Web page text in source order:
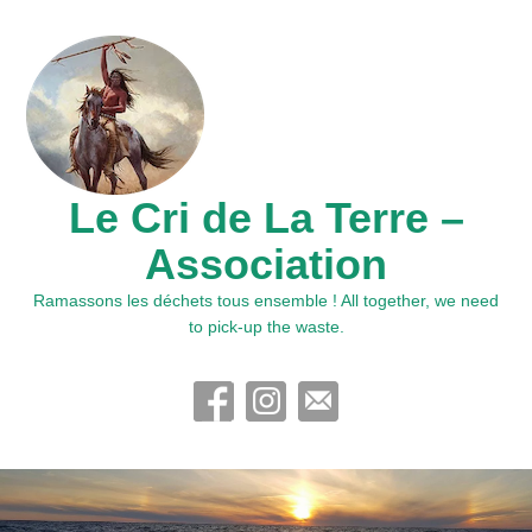
Le Cri de La Terre –
Association
Ramassons les déchets tous ensemble ! All together, we need
to pick-up the waste.